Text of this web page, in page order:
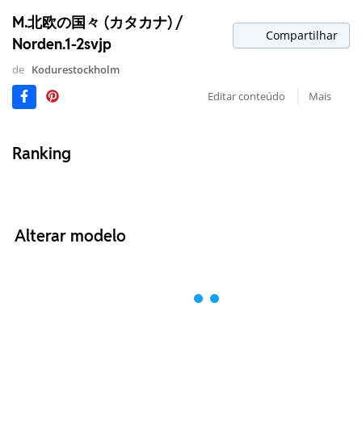
M.北欧の国々 (カタカナ) /
Norden.1-2svjp
Compartilhar
de Kodurestockholm
Editar conteúdo
Mais
Ranking
Alterar modelo